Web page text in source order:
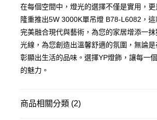
Google Pay
全盈+PAY
AFTEE先享後付
相關說明
【關於「AFTEE先享後付」】
AFTEE先享後付是「在收到商品之後才付款」的
２．便利：只要手機號碼，簡訊認證，即可結帳。
ATM付款
運送方式
在每個空間中，燈光的選擇不僅是實用，
隆重推出5W 3000K單吊燈 B78-L6082，這
完美融合現代與藝術，為您的家居增添一
光線，為您創造出溫馨舒適的氛圍，無論
彰顯出生活的品味。選擇YP燈飾，讓每一
的魅力。
商品相關分類 (2)